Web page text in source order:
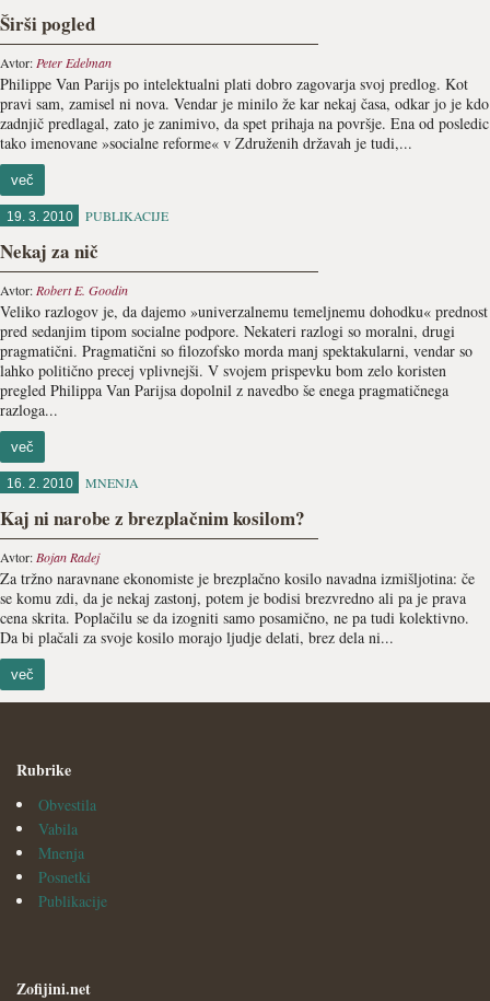
Širši pogled
Avtor: Peter Edelman
Philippe Van Parijs po intelektualni plati dobro zagovarja svoj predlog. Kot
pravi sam, zamisel ni nova. Vendar je minilo že kar nekaj časa, odkar jo je kdo
zadnjič predlagal, zato je zanimivo, da spet prihaja na površje. Ena od posledic
tako imenovane »socialne reforme« v Združenih državah je tudi,...
več
19. 3. 2010 PUBLIKACIJE
Nekaj za nič
Avtor: Robert E. Goodin
Veliko razlogov je, da dajemo »univerzalnemu temeljnemu dohodku« prednost
pred sedanjim tipom socialne podpore. Nekateri razlogi so moralni, drugi
pragmatični. Pragmatični so filozofsko morda manj spektakularni, vendar so
lahko politično precej vplivnejši. V svojem prispevku bom zelo koristen
pregled Philippa Van Parijsa dopolnil z navedbo še enega pragmatičnega
razloga...
več
16. 2. 2010 MNENJA
Kaj ni narobe z brezplačnim kosilom?
Avtor: Bojan Radej
Za tržno naravnane ekonomiste je brezplačno kosilo navadna izmišljotina: če
se komu zdi, da je nekaj zastonj, potem je bodisi brezvredno ali pa je prava
cena skrita. Poplačilu se da izogniti samo posamično, ne pa tudi kolektivno.
Da bi plačali za svoje kosilo morajo ljudje delati, brez dela ni...
več
Rubrike
Obvestila
Vabila
Mnenja
Posnetki
Publikacije
Zofijini.net